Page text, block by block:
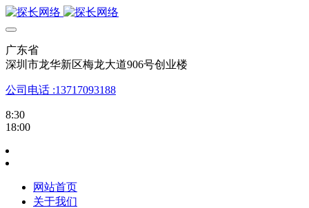
广东省
深圳市龙华新区梅龙大道906号创业楼
公司电话 :13717093188
8:30
18:00
网站首页
关于我们